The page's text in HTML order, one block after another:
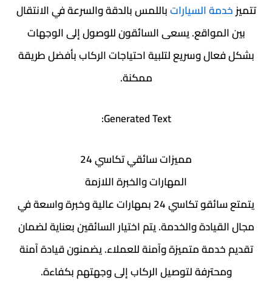
تتميزخدمة السياراتباللمس بالدقة والسرعة في الانتقال
بين المواقع. يسعى السائقون للوصول إلى الوجهات
بشكل فعال وسريع لتلبية احتياجات الركاب بأفضل طريقة
ممكنة.
Generated Text:
مميزات سائقي تكاسي 24
المهارات والخبرة اللازمة
يتمتع سائقو تكاسي 24 بمهارات عالية وخبرة واسعة في
مجال القيادة والخدمة. يتم اختيار السائقين بعناية لضمان
تقديم خدمة متميزة وآمنة للعملاء. يضمنون قيادة آمنة
ومحترفة لتوصيل الركاب إلى وجهتهم بكفاءة.